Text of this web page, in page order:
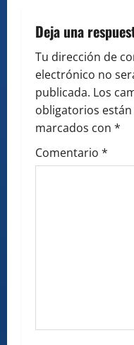
i
g
a
t
i
o
Deja una
Tu dirección de
electrónico no
publicada. Los
obligatorios están
marcados con *
Comentario *